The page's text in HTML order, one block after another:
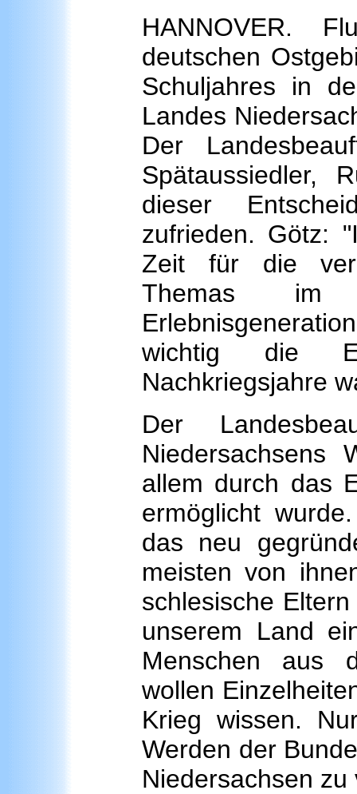
HANNOVER.
deutschen
Schuljahres in
Landes
Der
Spätaussiedler,
dieser
zufrieden. Götz:
Zeit für die
Themas im
wichtig die
Nachkriegsjahre
Der
Niedersachsens
allem durch das
ermöglicht
das neu
meisten von
schlesische
unserem Land
Menschen aus
wollen
Krieg wissen.
Werden der
Niedersachsen zu